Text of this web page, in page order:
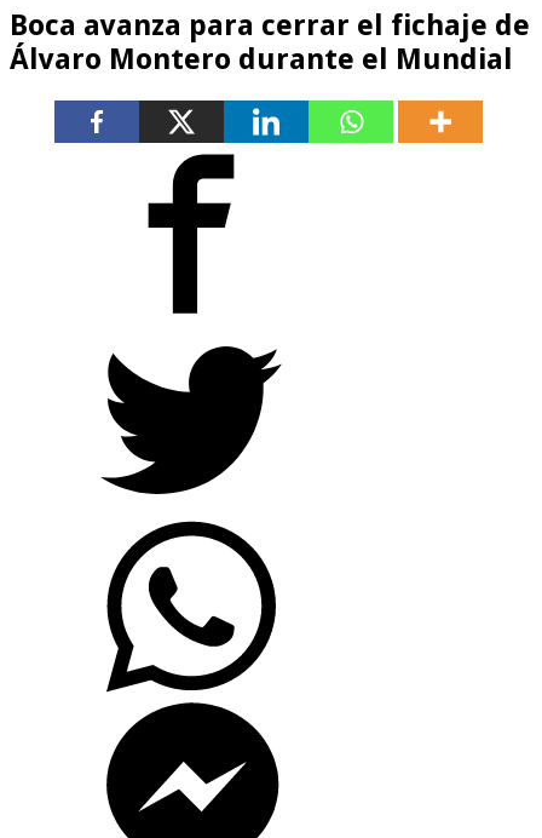
Boca avanza para cerrar el fichaje de
Álvaro Montero durante el Mundial